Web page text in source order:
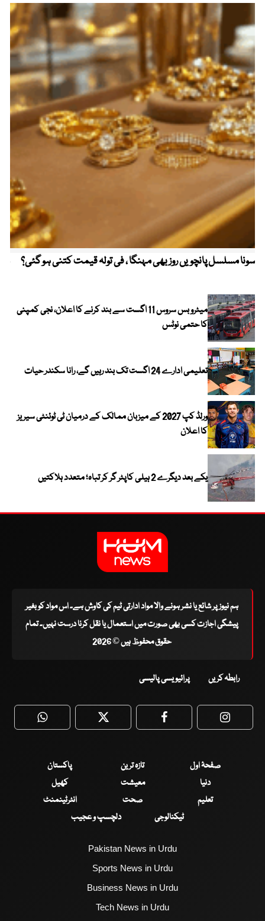
سونا مسلسل پانچویں روز بھی مہنگا ، فی تولہ قیمت کتنی ہو گئی؟
میٹرو بس سروس 11 اگست سے بند کرنے کا اعلان، نجی کمپنی
کا حتمی نوٹس
تعلیمی ادارے 24 اگست تک بند رہیں گے، رانا سکندر حیات
ورلڈ کپ 2027 کے میزبان ممالک کے درمیان ٹی ٹوئنٹی سیریز
کا اعلان
یکے بعد دیگرے 2 ہیلی کاپٹر گر کر تباہ؛ متعدد ہلاکتیں
ہم نیوز پر شائع یا نشر ہونے والا مواد ادارتی ٹیم کی کاوش ہے۔ اس مواد کو بغیر
پیشگی اجازت کسی بھی صورت میں استعمال یا نقل کرنا درست نہیں۔ تمام
حقوق محفوظ ہیں © 2026
رابطہ کریں پرائیویسی پالیسی
WhatsApp Twitter Facebook
صفحۂ اول تازہ ترین
پاکستان
دنیا
معیشت
کھیل
تعلیم
صحت
انٹرٹینمنٹ
ٹیکنالوجی
دلچسپ و عجیب
Pakistan News in Urdu
Sports News in Urdu
Business News in Urdu
Tech News in Urdu